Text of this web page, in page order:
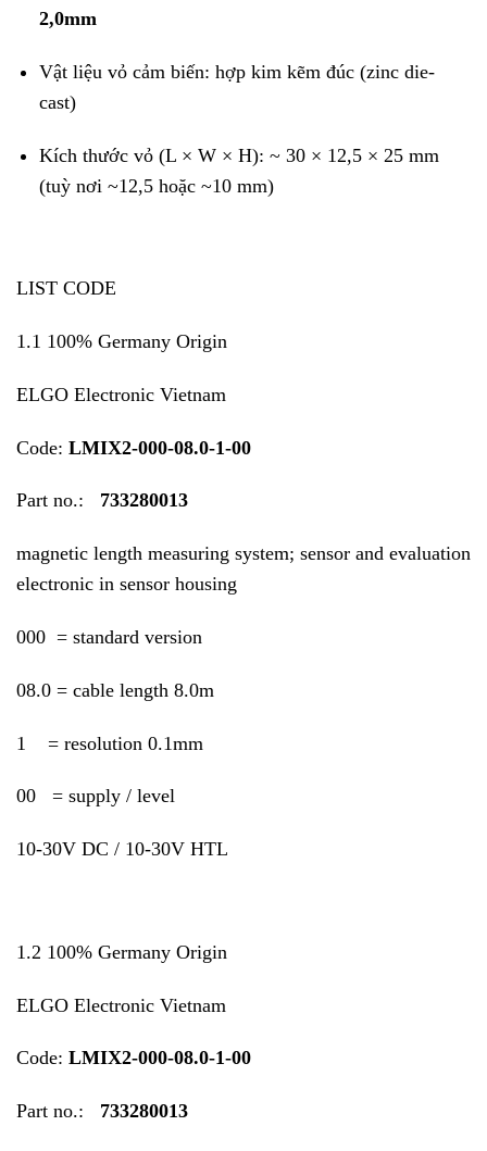
2,0mm
Vật liệu vỏ cảm biến: hợp kim kẽm đúc (zinc die-
cast)
Kích thước vỏ (L × W × H): ~ 30 × 12,5 × 25 mm
(tuỳ nơi ~12,5 hoặc ~10 mm)
LIST CODE
1.1 100% Germany Origin
ELGO Electronic Vietnam
Code: LMIX2-000-08.0-1-00
Part no.: 733280013
magnetic length measuring system; sensor and evaluation
electronic in sensor housing
000 = standard version
08.0 = cable length 8.0m
1 = resolution 0.1mm
00 = supply / level
10-30V DC / 10-30V HTL
1.2 100% Germany Origin
ELGO Electronic Vietnam
Code: LMIX2-000-08.0-1-00
Part no.: 733280013